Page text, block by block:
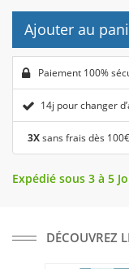
Ajouter au
Paiement 100%
14j pour changer
3Xsans frais dès 100€
Expédié sous 3 à 5
DÉCOUVREZ